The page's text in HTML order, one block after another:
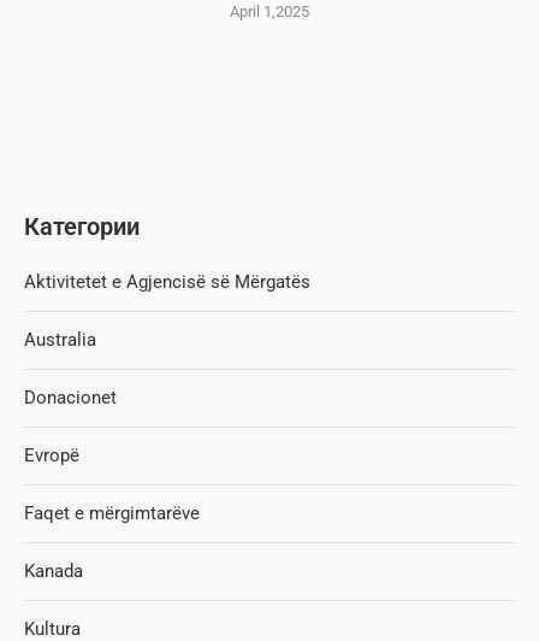
April 1,2025
Категории
Aktivitetet e Agjencisë së Мërgatës
Australia
Donacionet
Evropë
Faqet e mërgimtarëve
Kanada
Kultura